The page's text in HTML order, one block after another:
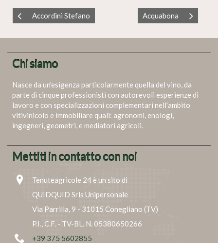
Accordini Stefano Acquabona
Chi siamo
Nasce da un'esigenza particolarmente quella del vino, da
parte di cinque professionisti con autorevoli esperienze di
lavoro e con specializzazioni complementari nell'ambito
vitivinicolo e immobiliare quali: agronomi, enologi,
ingegneri, geometri, e mediatori agricoli.
Mettiti in contatto con noi
Tenuteagricole 24 è un sito di
QUIDQUID Srls Unipersonale
Via Parrilla, 9 - 31015 Conegliano (TV)
P.I., C.F. - TV-BL. N. 05380650266
+39 375 5602855